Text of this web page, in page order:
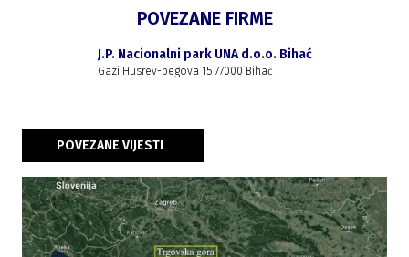
POVEZANE FIRME
J.P. Nacionalni park UNA d.o.o. Bihać
Gazi Husrev-begova 15 77000 Bihać
POVEZANE VIJESTI